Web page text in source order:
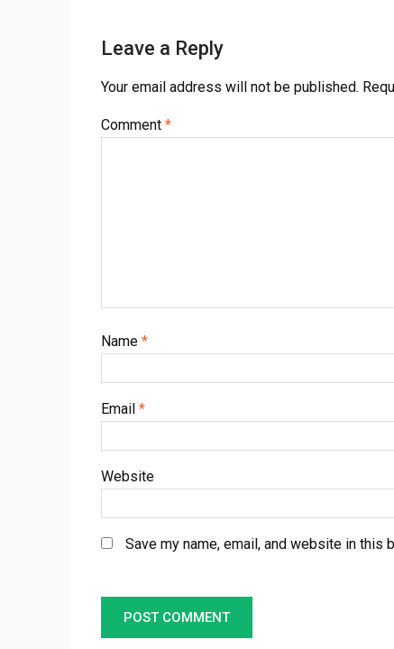
Leave a Reply
Your email address will not be published.
Comment *
Name *
Email *
Website
Save my name, email, and website in this